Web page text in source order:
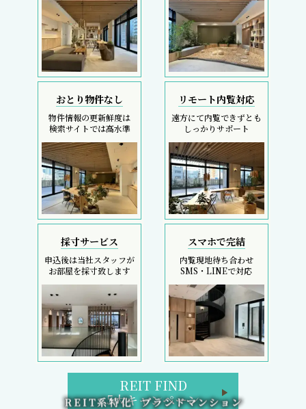
おとり物件なし
物件情報の更新鮮度は
検索サイトでは高水準
リモート内覧対応
遠方にて内覧できずとも
しっかりサポート
採寸サービス
申込後は当社スタッフが
お部屋を採寸致します
スマホで完結
内覧現地待ち合わせ
SMS・LINEで対応
REIT FIND
5大キャンペーン